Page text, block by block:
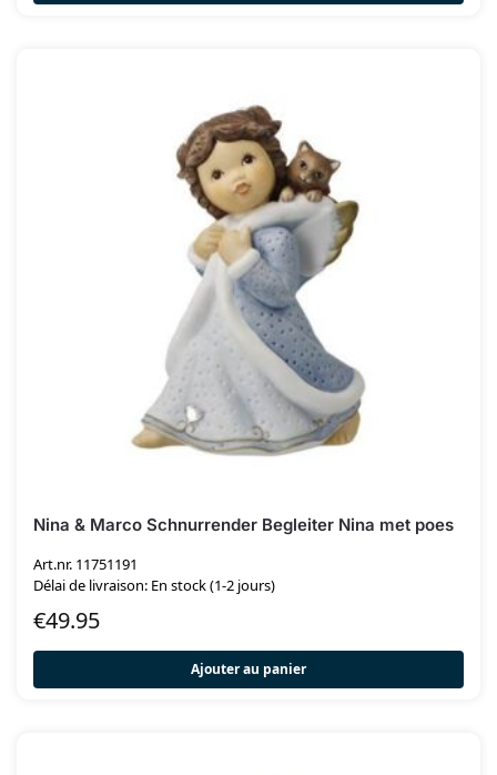
Nina & Marco Schnurrender Begleiter Nina met poes
Art.nr. 11751191
Délai de livraison: En stock (1-2 jours)
€49.95
Ajouter au panier